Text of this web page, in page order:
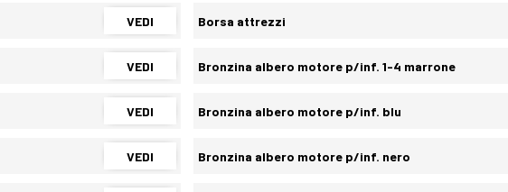
VEDI Borsa attrezzi
VEDI Bronzina albero motore p/inf. 1-4 marrone
VEDI Bronzina albero motore p/inf. blu
VEDI Bronzina albero motore p/inf. nero